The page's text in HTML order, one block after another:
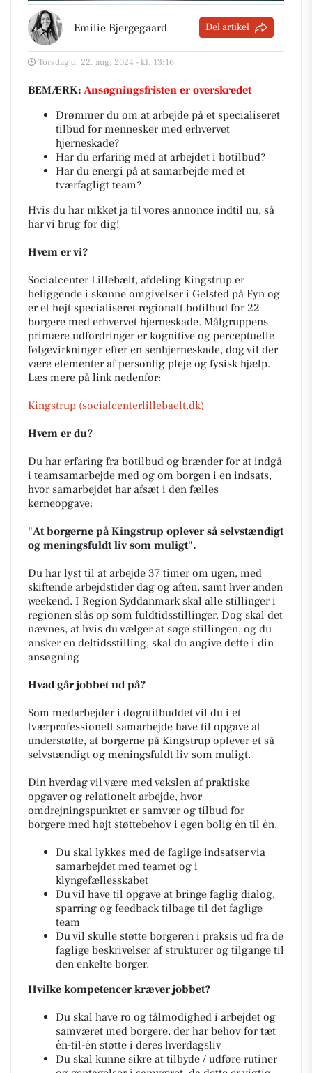
Emilie Bjergegaard Del artikel
Torsdag d. 22. aug. 2024 - kl. 13:16
BEMÆRK: Ansøgningsfristen er overskredet
Drømmer du om at arbejde på et specialiseret
tilbud for mennesker med erhvervet
hjerneskade?
Har du erfaring med at arbejdet i botilbud?
Har du energi på at samarbejde med et
tværfagligt team?
Hvis du har nikket ja til vores annonce indtil nu, så
har vi brug for dig!
Hvem er vi?
Socialcenter Lillebælt, afdeling Kingstrup er
beliggende i skønne omgivelser i Gelsted på Fyn og
er et højt specialiseret regionalt botilbud for 22
borgere med erhvervet hjerneskade. Målgruppens
primære udfordringer er kognitive og perceptuelle
følgevirkninger efter en senhjerneskade, dog vil der
være elementer af personlig pleje og fysisk hjælp.
Læs mere på link nedenfor:
Kingstrup (socialcenterlillebaelt.dk)
Hvem er du?
Du har erfaring fra botilbud og brænder for at indgå
i teamsamarbejde med og om borgen i en indsats,
hvor samarbejdet har afsæt i den fælles
kerneopgave:
"At borgerne på Kingstrup oplever så selvstændigt
og meningsfuldt liv som muligt".
Du har lyst til at arbejde 37 timer om ugen, med
skiftende arbejdstider dag og aften, samt hver anden
weekend. I Region Syddanmark skal alle stillinger i
regionen slås op som fuldtidsstillinger. Dog skal det
nævnes, at hvis du vælger at søge stillingen, og du
ønsker en deltidsstilling, skal du angive dette i din
ansøgning
Hvad går jobbet ud på?
Som medarbejder i døgntilbuddet vil du i et
tværprofessionelt samarbejde have til opgave at
understøtte, at borgerne på Kingstrup oplever et så
selvstændigt og meningsfuldt liv som muligt.
Din hverdag vil være med vekslen af praktiske
opgaver og relationelt arbejde, hvor
omdrejningspunktet er samvær og tilbud for
borgere med højt støttebehov i egen bolig én til én.
Du skal lykkes med de faglige indsatser via
samarbejdet med teamet og i
klyngefællesskabet
Du vil have til opgave at bringe faglig dialog,
sparring og feedback tilbage til det faglige
team
Du vil skulle støtte borgeren i praksis ud fra de
faglige beskrivelser af strukturer og tilgange til
den enkelte borger.
Hvilke kompetencer kræver jobbet?
Du skal have ro og tålmodighed i arbejdet og
samværet med borgere, der har behov for tæt
én-til-én støtte i deres hverdagsliv
Du skal kunne sikre at tilbyde / udføre rutiner